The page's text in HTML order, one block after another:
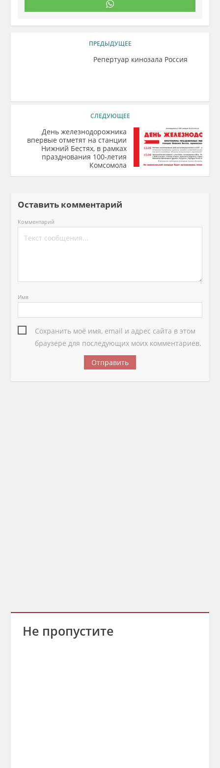
ПРЕДЫДУЩЕЕ
Репертуар кинозала Россия
СЛЕДУЮЩЕЕ
День железнодорожника
впервые отметят на станции
Нижний Бестях, в рамках
празднования 100-летия
Комсомола
Оставить комментарий
Комментарий
Имя
Сохранить моё имя, email и адрес сайта в этом
браузере для последующих моих комментариев.
Не пропустите